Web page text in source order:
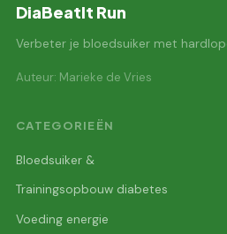
DiaBeatIt Run
Verbeter je bloedsuiker met
Auteur: Marieke de Vries
CATEGORIEËN
Bloedsuiker &
Trainingsopbouw diabetes
Voeding energie